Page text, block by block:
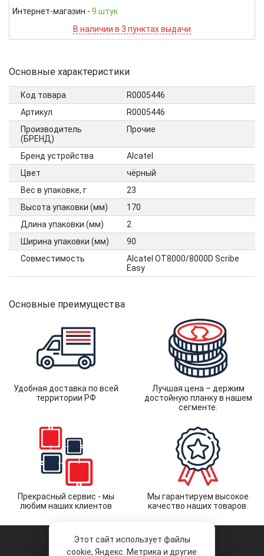
Интернет-магазин - 9 штук
В наличии в 3 пунктах выдачи
Основные характеристики
Код товара
R0005446
Артикул
R0005446
Производитель
(БРЕНД)
Прочие
Бренд устройства
Alcatel
Цвет
чёрный
Вес в упаковке, г
23
Высота упаковки (мм)
170
Длина упаковки (мм)
2
Ширина упаковки (мм)
90
Совместимость
Alcatel OT8000/8000D Scribe
Easy
Основные преимущества
Удобная доставка по всей
территории РФ
Лучшая цена – держим
достойную планку в нашем
сегменте.
Прекрасный сервис - мы
любим наших клиентов
Мы гарантируем высокое
качество наших товаров.
Этот сайт использует файлы
cookie, Яндекс. Метрика и другие